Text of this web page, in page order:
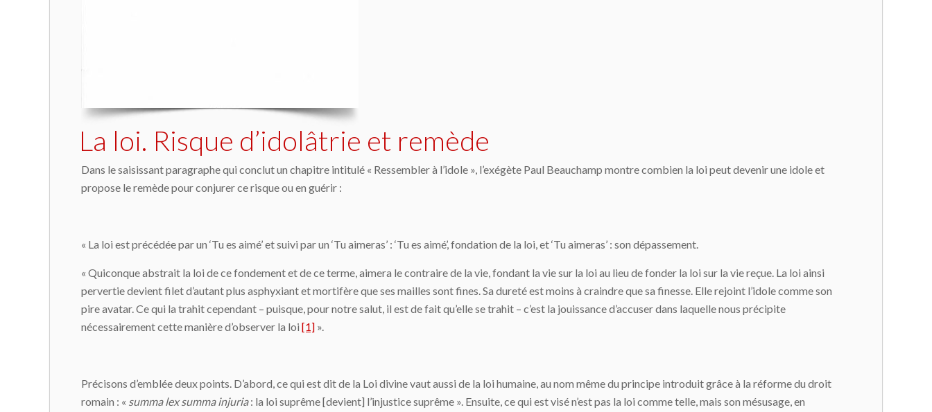
La loi. Risque d’idolâtrie et remède
Dans le saisissant paragraphe qui conclut un chapitre intitulé « Ressembler à l’idole », l’exégète Paul Beauchamp montre combien la loi peut devenir une idole et
propose le remède pour conjurer ce risque ou en guérir :
« La loi est précédée par un ‘Tu es aimé’ et suivi par un ‘Tu aimeras’ : ‘Tu es aimé’, fondation de la loi, et ‘Tu aimeras’ : son dépassement.
« Quiconque abstrait la loi de ce fondement et de ce terme, aimera le contraire de la vie, fondant la vie sur la loi au lieu de fonder la loi sur la vie reçue. La loi ainsi
pervertie devient filet d’autant plus asphyxiant et mortifère que ses mailles sont fines. Sa dureté est moins à craindre que sa finesse. Elle rejoint l’idole comme son
pire avatar. Ce qui la trahit cependant – puisque, pour notre salut, il est de fait qu’elle se trahit – c’est la jouissance d’accuser dans laquelle nous précipite
nécessairement cette manière d’observer la loi [1] ».
Précisons d’emblée deux points. D’abord, ce qui est dit de la Loi divine vaut aussi de la loi humaine, au nom même du principe introduit grâce à la réforme du droit
romain : « summa lex summa injuria: la loi suprême [devient] l’injustice suprême ». Ensuite, ce qui est visé n’est pas la loi comme telle, mais son mésusage, en